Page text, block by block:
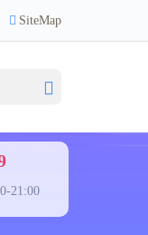
SiteMap
21:00